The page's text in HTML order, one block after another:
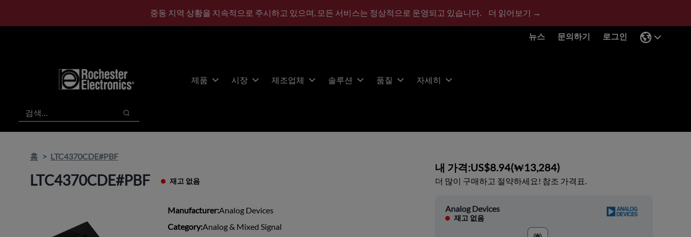
중동 지역 상황을 지속적으로 주시하고 있으며, 모든 서비스는 정상적으로 운영되고 있습니다. 더 읽어보기 →
뉴스 문의하기 로그인
제품 시장 제조업체 솔루션 품질 자세히
검색
검색
홈 LTC4370CDE#PBF
LTC4370CDE#PBF 재고 없음
Manufacturer:Analog Devices
Category:Analog & Mixed Signal
내 가격:US$8.94(₩13,284)
더 많이 구매하고 절약하세요! 참조 가격표.
Analog Devices
재고 없음